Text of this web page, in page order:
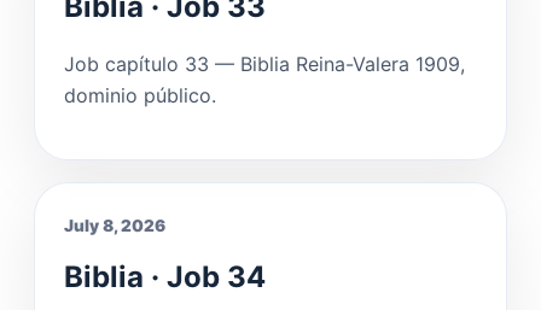
Job capítulo 33 — Biblia Reina-Valera 1909,
dominio público.
July 8, 2026
Biblia · Job 34